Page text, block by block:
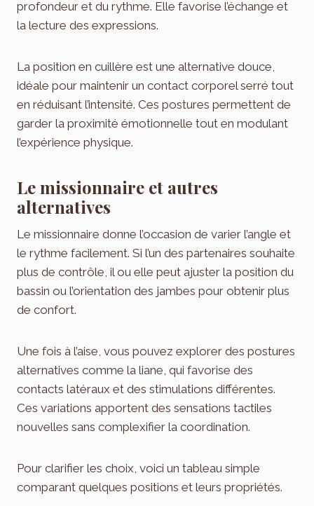
profondeur et du rythme. Elle favorise l’échange et
la lecture des expressions.
La position en cuillère est une alternative douce,
idéale pour maintenir un contact corporel serré tout
en réduisant l’intensité. Ces postures permettent de
garder la proximité émotionnelle tout en modulant
l’expérience physique.
Le missionnaire et autres
alternatives
Le missionnaire donne l’occasion de varier l’angle et
le rythme facilement. Si l’un des partenaires souhaite
plus de contrôle, il ou elle peut ajuster la position du
bassin ou l’orientation des jambes pour obtenir plus
de confort.
Une fois à l’aise, vous pouvez explorer des postures
alternatives comme la liane, qui favorise des
contacts latéraux et des stimulations différentes.
Ces variations apportent des sensations tactiles
nouvelles sans complexifier la coordination.
Pour clarifier les choix, voici un tableau simple
comparant quelques positions et leurs propriétés.